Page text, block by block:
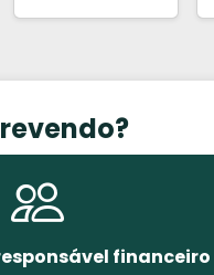
financeiro